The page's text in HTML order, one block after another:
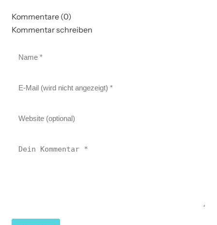
Kommentare (0)
Kommentar schreiben